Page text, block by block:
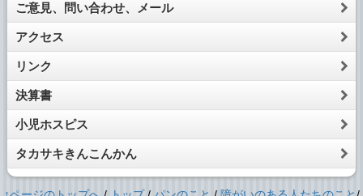
ご意見、問い合わせ、メール
アクセス
リンク
決算書
小児ホスピス
タカサキきんこんかん